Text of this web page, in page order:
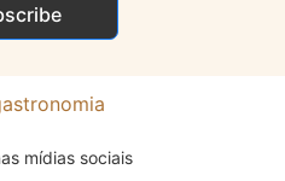
mídias sociais